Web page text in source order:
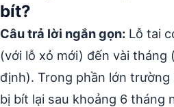
bít?
Câu trả lời ngắn gọn: Lỗ tai
(với lỗ xỏ mới) đến vài tháng
định). Trong phần lớn
bị bít lại sau khoảng 6 tháng